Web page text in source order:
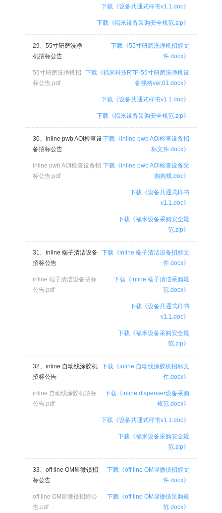
下载《设备共通式样书v1.1.doc》
下载《福米设备采购安全规范.zip》
29、55寸研磨洗净
机招标公告
55寸研磨洗净机招
标公告.pdf
下载《55寸研磨洗净机招标文
件.docx》
下载《福米科技RTP-55寸研磨洗净机设
备规格ver.01.docx》
下载《设备共通式样书v1.1.doc》
下载《福米设备采购安全规范.zip》
30、inline pwb AOI检查设
备招标公告
inline pwb AOI检查设备招
标公告.pdf
下载《inline pwb AOI检查设备招
标文件.docx》
下载《inline pwb AOI检查设备采
购购规.doc》
下载《设备共通式样书
v1.1.doc》
下载《福米设备采购安全规
范.zip》
31、inline 端子清洁设备
招标公告
inline 端子清洁设备招标
公告.pdf
下载《inline 端子清洁设备招标文
件.docx》
下载《inline 端子清洁采购规
范.docx》
下载《设备共通式样书
v1.1.doc》
下载《福米设备采购安全规
范.zip》
32、inline 自动线涂胶机
招标公告
inline 自动线涂胶机招标
公告.pdf
下载《inline 自动线涂胶机招标文
件.docx》
下载《inline dispenser设备采购
规范.docx》
下载《设备共通式样书v1.1.doc》
下载《福米设备采购安全规
范.zip》
33、off line OM显微镜招
标公告
off line OM显微镜招标公
告.pdf
下载《off line OM显微镜招标文
件.docx》
下载《off line OM显微镜采购规
范.docx》